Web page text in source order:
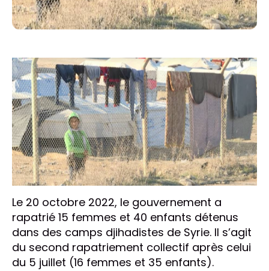
Le 20 octobre 2022, le gouvernement a
rapatrié 15 femmes et 40 enfants détenus
dans des camps djihadistes de Syrie. Il s’agit
du second rapatriement collectif après celui
du 5 juillet (16 femmes et 35 enfants).